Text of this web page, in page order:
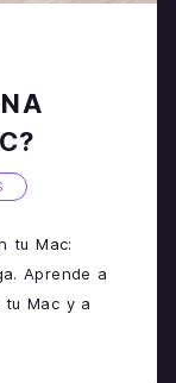
tu Mac:
Aprende a
tu Mac y a